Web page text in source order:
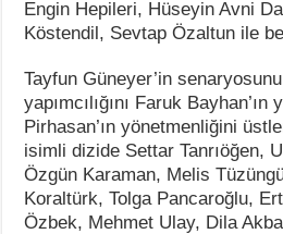
Engin Hepileri, Hüseyin Avni
Köstendil, Sevtap Özaltun ile
Tayfun Güneyer’in senaryosunu
yapımcılığını Faruk Bayhan’ın
Pirhasan’ın yönetmenliğini
isimli dizide Settar Tanrıöğen,
Özgün Karaman, Melis
Koraltürk, Tolga Pancaroğlu,
Özbek, Mehmet Ulay, Dila